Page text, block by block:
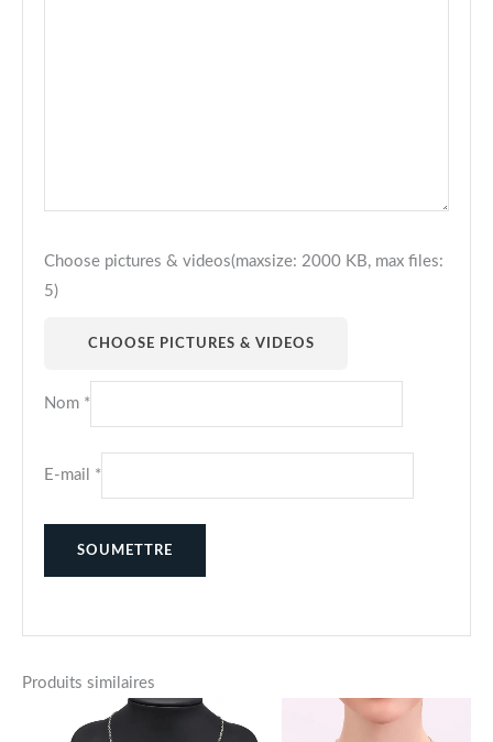
Choose pictures & videos(maxsize: 2000 KB, max files:
5)
CHOOSE PICTURES & VIDEOS
Nom *
E-mail *
Produits similaires